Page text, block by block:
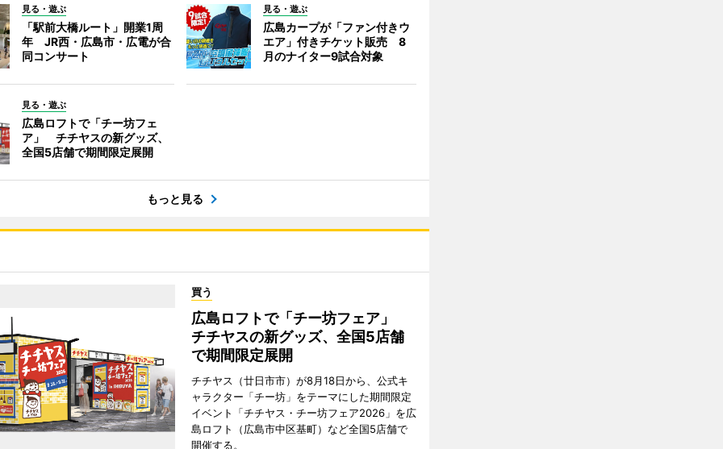
見る・遊ぶ
「駅前大橋ルート」開業1周
年 JR西・広島市・広電が合
同コンサート
見る・遊ぶ
広島カープが「ファン付きウ
エア」付きチケット販売 8
月のナイター9試合対象
見る・遊ぶ
広島ロフトで「チー坊フェ
ア」 チチヤスの新グッズ、
全国5店舗で期間限定展開
もっと見る
買う
広島ロフトで「チー坊フェア」
チチヤスの新グッズ、全国5店舗
で期間限定展開
チチヤス（廿日市市）が8月18日から、公式キ
ャラクター「チー坊」をテーマにした期間限定
イベント「チチヤス・チー坊フェア2026」を広
島ロフト（広島市中区基町）など全国5店舗で
開催する。